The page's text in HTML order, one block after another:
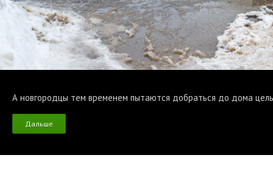
А новгородцы тем временем пытаются добраться до дома
Дальше